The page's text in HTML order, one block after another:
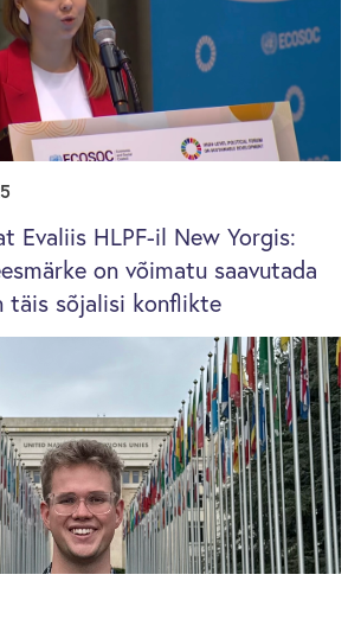
Evaliis HLPF-il New Yorgis:
on võimatu saavutada
täis sõjalisi konflikte